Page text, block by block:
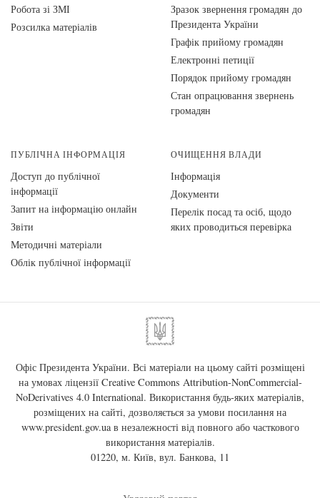
Робота зі ЗМІ
Розсилка матеріалів
Зразок звернення громадян до
Президента України
Графік прийому громадян
Електронні петиції
Порядок прийому громадян
Стан опрацювання звернень
громадян
ПУБЛІЧНА ІНФОРМАЦІЯ
Доступ до публічної
інформації
Запит на інформацію онлайн
Звіти
Методичні матеріали
Облік публічної інформації
ОЧИЩЕННЯ ВЛАДИ
Інформація
Документи
Перелік посад та осіб, щодо
яких проводиться перевірка
Офіс Президента України. Всі матеріали на цьому сайті розміщені
на умовах ліцензії Creative Commons Attribution-NonCommercial-
NoDerivatives 4.0 International. Використання будь-яких матеріалів,
розміщених на сайті, дозволяється за умови посилання на
www.president.gov.uaв незалежності від повного або часткового
використання матеріалів.
01220, м. Київ, вул. Банкова, 11